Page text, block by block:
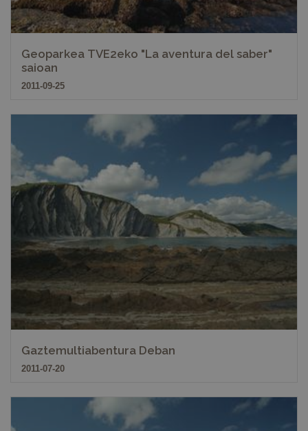
Geoparkea TVE2eko "La aventura del saber"
saioan
2011-09-25
Gaztemultiabentura Deban
2011-07-20